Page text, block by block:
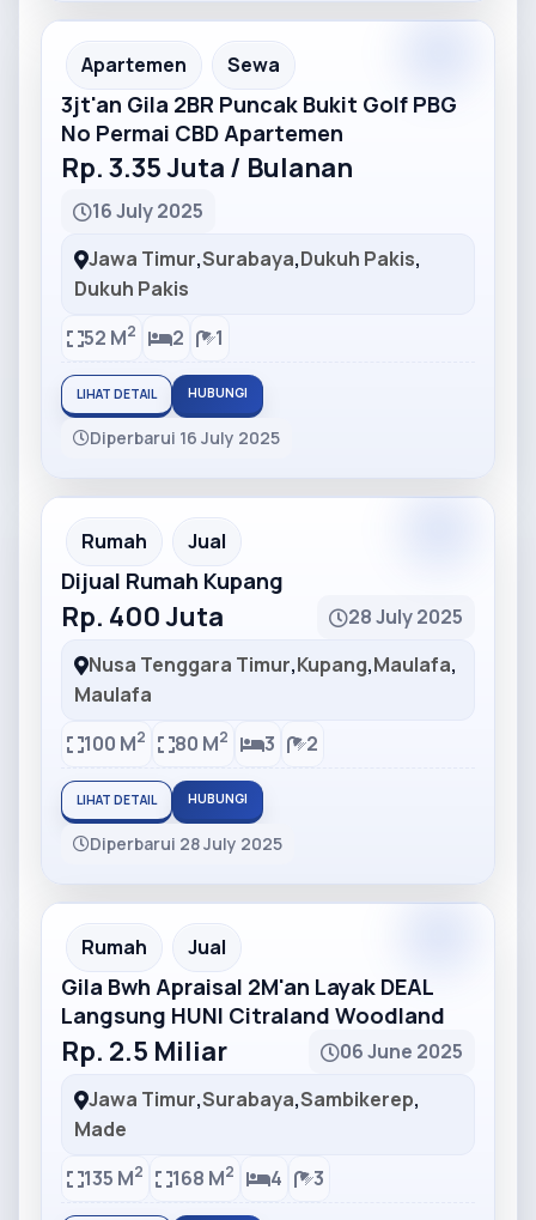
Partner Ad
Apartemen Sewa
3jt'an Gila 2BR Puncak Bukit Golf PBG
No Permai CBD Apartemen
Rp. 3.35 Juta / Bulanan
16 July 2025
Jawa Timur,Surabaya,Dukuh Pakis,
Dukuh Pakis
52 M2 2 1
LIHAT DETAIL HUBUNGI
Diperbarui 16 July 2025
Partner Ad
Rumah Jual
Dijual Rumah Kupang
Rp. 400 Juta
28 July 2025
Nusa Tenggara Timur,Kupang,Maulafa,
Maulafa
100 M2 80 M2 3 2
LIHAT DETAIL HUBUNGI
Diperbarui 28 July 2025
Partner Ad
Rumah Jual
Gila Bwh Apraisal 2M'an Layak DEAL
Langsung HUNI Citraland Woodland
Rp. 2.5 Miliar
06 June 2025
Jawa Timur,Surabaya,Sambikerep,
Made
135 M2 168 M2 4 3